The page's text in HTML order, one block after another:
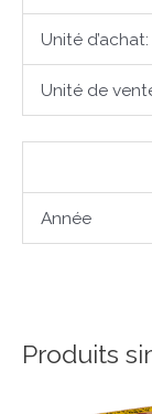
Unité d’achat:
Unité de
Année
Produits